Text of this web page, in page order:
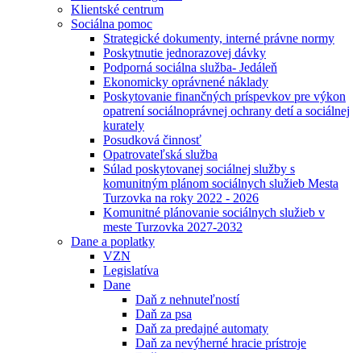
Klientské centrum
Sociálna pomoc
Strategické dokumenty, interné právne normy
Poskytnutie jednorazovej dávky
Podporná sociálna služba- Jedáleň
Ekonomicky oprávnené náklady
Poskytovanie finančných príspevkov pre výkon
opatrení sociálnoprávnej ochrany detí a sociálnej
kurately
Posudková činnosť
Opatrovateľská služba
Súlad poskytovanej sociálnej služby s
komunitným plánom sociálnych služieb Mesta
Turzovka na roky 2022 - 2026
Komunitné plánovanie sociálnych služieb v
meste Turzovka 2027-2032
Dane a poplatky
VZN
Legislatíva
Dane
Daň z nehnuteľností
Daň za psa
Daň za predajné automaty
Daň za nevýherné hracie prístroje